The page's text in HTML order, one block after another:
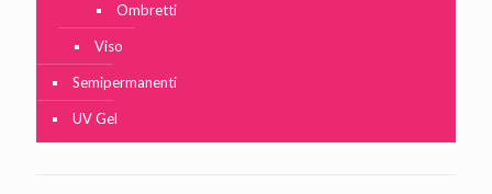
Ombretti
Viso
Semipermanenti
UV Gel